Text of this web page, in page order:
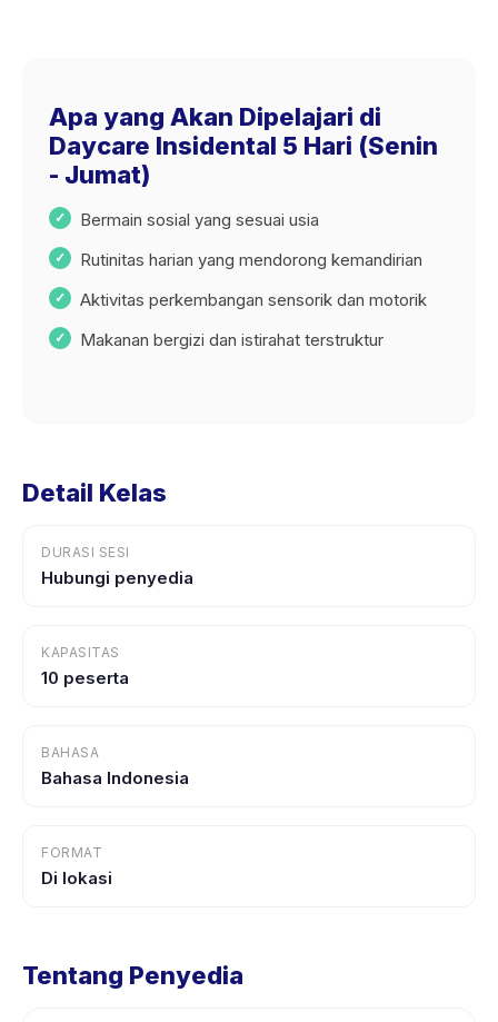
Apa yang Akan Dipelajari di
Daycare Insidental 5 Hari (Senin
- Jumat)
Bermain sosial yang sesuai usia
Rutinitas harian yang mendorong kemandirian
Aktivitas perkembangan sensorik dan motorik
Makanan bergizi dan istirahat terstruktur
Detail Kelas
DURASI SESI
Hubungi penyedia
KAPASITAS
10 peserta
BAHASA
Bahasa Indonesia
FORMAT
Di lokasi
Tentang Penyedia